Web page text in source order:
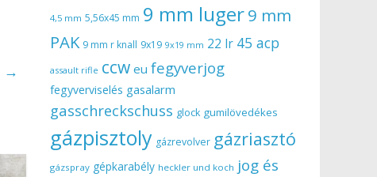
→
4,5 mm 5,56x45 mm 9 mm luger9 mm
PAK 9 mm r knall 9x19 9x19 mm 22 lr 45 acp
assault rifle ccw eu fegyverjog
fegyverviselés gasalarm
gasschreckschuss glock gumilövedékes
gázpisztoly gázrevolver gázriasztó
gázspray gépkarabély heckler und koch jog és